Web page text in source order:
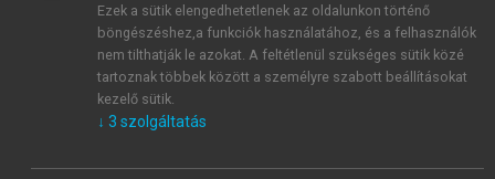
veszem és elfogadom.
Általános vásárlási feltételeket, valamint a szotar.netés a
mersz.huoldalak licencszerződéseiben foglaltakat
tudomásul veszem és elfogadom.
KIPRÓBÁLOM
Ezek a sütik elengedhetetlenek az oldalunkon történő
böngészéshez,a funkciók használatához, és a felhasználók
nem tilthatják le azokat. A feltétlenül szükséges sütik közé
tartoznak többek között a személyre szabott beállításokat
kezelő sütik.
↓ 3 szolgáltatás